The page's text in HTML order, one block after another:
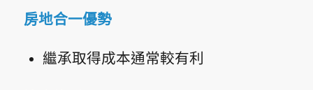
房地合一優勢
繼承取得成本通常較有利